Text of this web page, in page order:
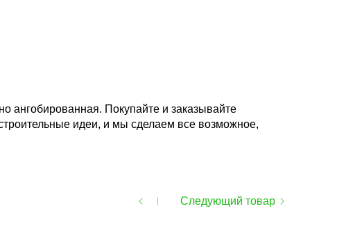
ангобированная. Покупайте и заказывайте
идеи, и мы сделаем все возможное,
Следующий товар